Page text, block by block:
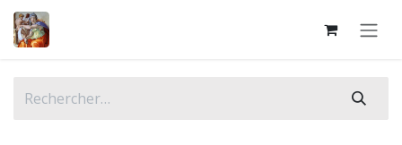
Se rendre au contenu